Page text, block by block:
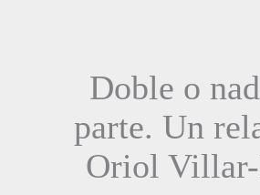
Doble o
parte. Un
Oriol